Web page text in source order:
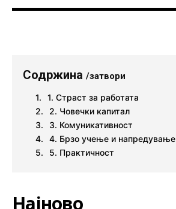
Содржина /затвори
1. Страст за работата
2. Човечки капитал
3. Комуникативност
4. Брзо учење и напредување
5. Практичност
Најново